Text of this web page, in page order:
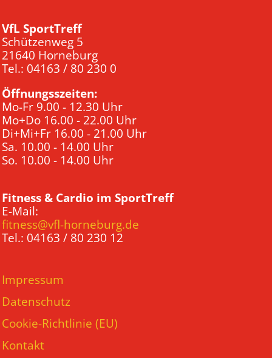
VfL SportTreff
Schützenweg 5
21640 Horneburg
Tel.: 04163 / 80 230 0
Öffnungsszeiten:
Mo-Fr 9.00 - 12.30 Uhr
Mo+Do 16.00 - 22.00 Uhr
Di+Mi+Fr 16.00 - 21.00 Uhr
Sa. 10.00 - 14.00 Uhr
So. 10.00 - 14.00 Uhr
Fitness & Cardio im SportTreff
E-Mail:
fitness@vfl-horneburg.de
Tel.: 04163 / 80 230 12
Impressum
Datenschutz
Cookie-Richtlinie (EU)
Kontakt